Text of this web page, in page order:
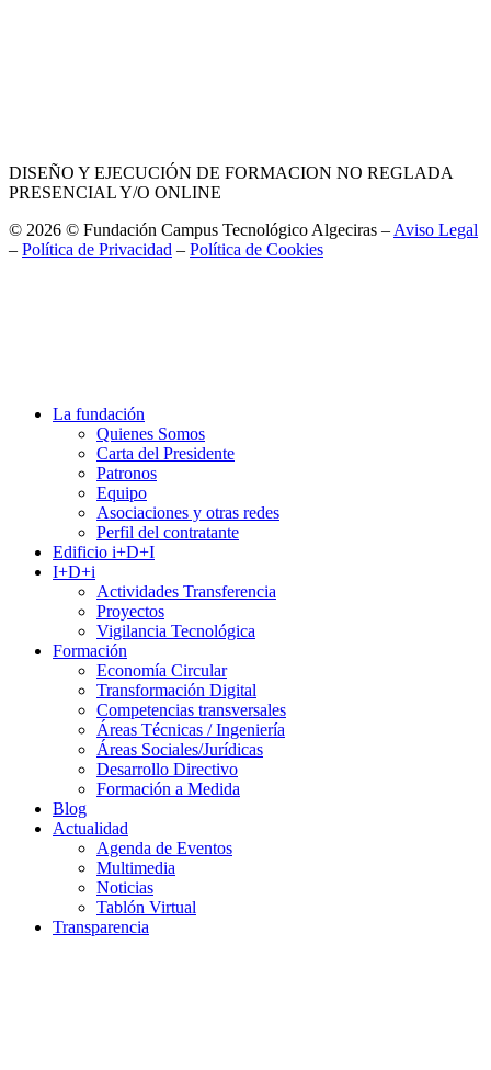
DISEÑO Y EJECUCIÓN DE FORMACION NO REGLADA
PRESENCIAL Y/O ONLINE
© 2026 © Fundación Campus Tecnológico Algeciras – Aviso Legal
– Política de Privacidad – Política de Cookies
La fundación
Quienes Somos
Carta del Presidente
Patronos
Equipo
Asociaciones y otras redes
Perfil del contratante
Edificio i+D+I
I+D+i
Actividades Transferencia
Proyectos
Vigilancia Tecnológica
Formación
Economía Circular
Transformación Digital
Competencias transversales
Áreas Técnicas / Ingeniería
Áreas Sociales/Jurídicas
Desarrollo Directivo
Formación a Medida
Blog
Actualidad
Agenda de Eventos
Multimedia
Noticias
Tablón Virtual
Transparencia